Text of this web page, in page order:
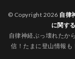
© Copyright 2026 自律
に関す
自律神経ぶっ壊れたか
信！たまに登山情報も